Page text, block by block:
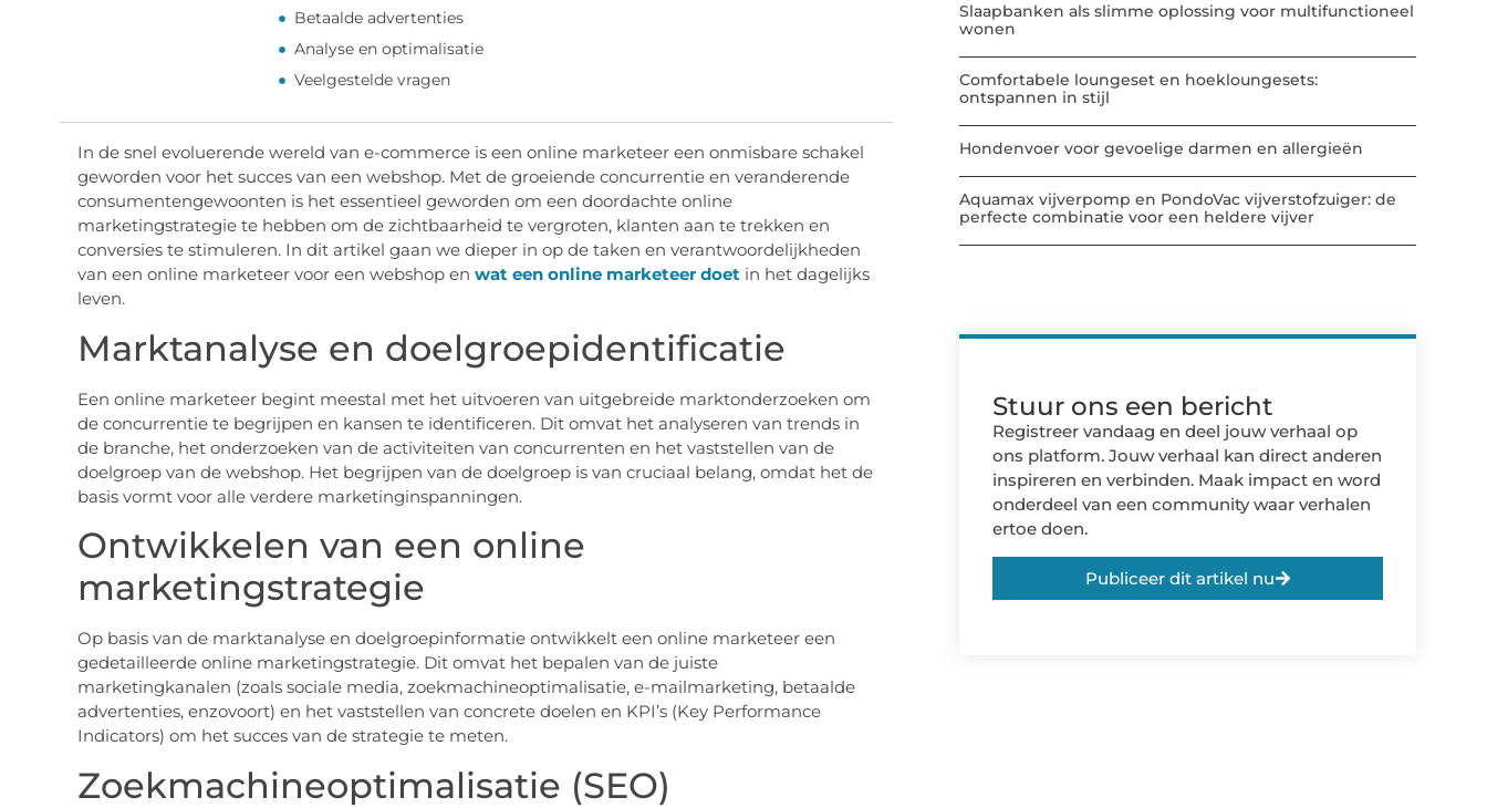
Betaalde advertenties
Analyse en optimalisatie
Veelgestelde vragen
In de snel evoluerende wereld van e-commerce is een online marketeer een onmisbare schakel
geworden voor het succes van een webshop. Met de groeiende concurrentie en veranderende
consumentengewoonten is het essentieel geworden om een doordachte online
marketingstrategie te hebben om de zichtbaarheid te vergroten, klanten aan te trekken en
conversies te stimuleren. In dit artikel gaan we dieper in op de taken en verantwoordelijkheden
van een online marketeer voor een webshop en wat een online marketeer doetin het dagelijks
leven.
Marktanalyse en doelgroepidentificatie
Een online marketeer begint meestal met het uitvoeren van uitgebreide marktonderzoeken om
de concurrentie te begrijpen en kansen te identificeren. Dit omvat het analyseren van trends in
de branche, het onderzoeken van de activiteiten van concurrenten en het vaststellen van de
doelgroep van de webshop. Het begrijpen van de doelgroep is van cruciaal belang, omdat het de
basis vormt voor alle verdere marketinginspanningen.
Ontwikkelen van een online
marketingstrategie
Op basis van de marktanalyse en doelgroepinformatie ontwikkelt een online marketeer een
gedetailleerde online marketingstrategie. Dit omvat het bepalen van de juiste
marketingkanalen (zoals sociale media, zoekmachineoptimalisatie, e-mailmarketing, betaalde
advertenties, enzovoort) en het vaststellen van concrete doelen en KPI’s (Key Performance
Indicators) om het succes van de strategie te meten.
Zoekmachineoptimalisatie (SEO)
Slaapbanken als slimme oplossing voor multifunctioneel
wonen
Comfortabele loungeset en hoekloungesets:
ontspannen in stijl
Hondenvoer voor gevoelige darmen en allergieën
Aquamax vijverpomp en PondoVac vijverstofzuiger: de
perfecte combinatie voor een heldere vijver
Stuur ons een bericht
Registreer vandaag en deel jouw verhaal op
ons platform. Jouw verhaal kan direct anderen
inspireren en verbinden. Maak impact en word
onderdeel van een community waar verhalen
ertoe doen.
Publiceer dit artikel nu